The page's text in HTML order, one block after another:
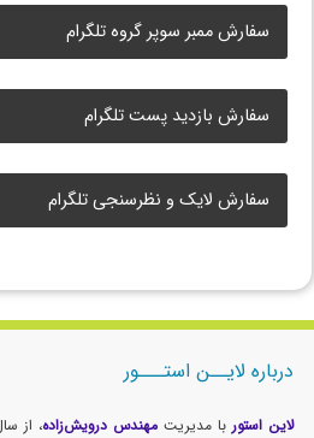
سفارش ممبر سوپر گروه تلگرام
سفارش بازدید پست تلگرام
سفارش لایک و نظرسنجی تلگرام